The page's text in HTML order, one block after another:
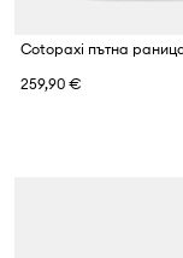
259,90 €